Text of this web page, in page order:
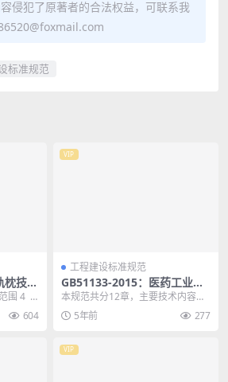
侵犯了原著者的合法权益，可联系我
标准规范
技术
围 4 2
604
VIP
工程建设标准规范
GB51133-2015：医药工业环
境保护设计规范
本规范共分12章，主要技术内容有:
总则，术语，设计文件内容，厂址
选择和总图布置，...
5年前 277
VIP